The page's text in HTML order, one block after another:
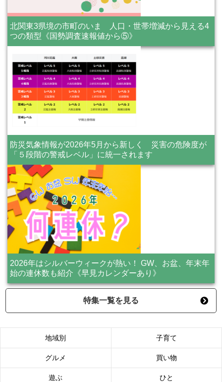
北関東3県境の市町のいま 人口・世帯増減から見える4
つの類型《国勢調査速報値から⑤》
防災気象情報が2026年5月から新しく 災害の危険度が
「５段階の警戒レベル」に統一されます
2026年はシルバーウィークが熱い！ GW、お盆、年末年
始の連休数も紹介《早見カレンダーあり》
特集一覧を見る
地域別 子育て
グルメ 買い物
遊ぶ ひと